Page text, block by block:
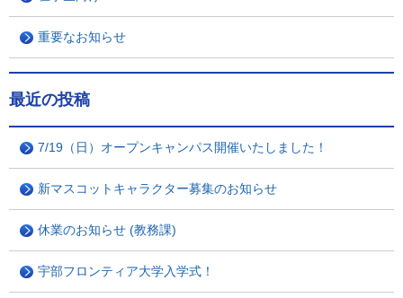
重要なお知らせ
最近の投稿
7/19（日）オープンキャンパス開催いたしました！
新マスコットキャラクター募集のお知らせ
休業のお知らせ (教務課)
宇部フロンティア大学入学式！